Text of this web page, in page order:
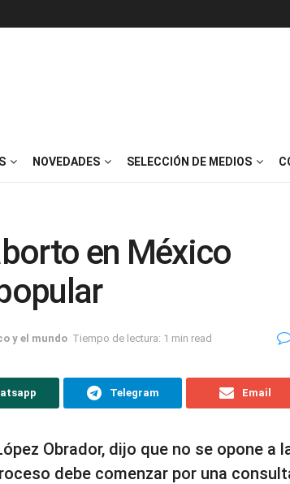
NOVEDADES SELECCIÓN DE MEDIOS
en México
y el mundo Tiempo de lectura: 1 min read
Telegram Email
Obrador, dijo que no se opone a
debe comenzar por una